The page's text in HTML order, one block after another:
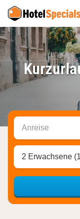
Anreise
2 Erwachsene